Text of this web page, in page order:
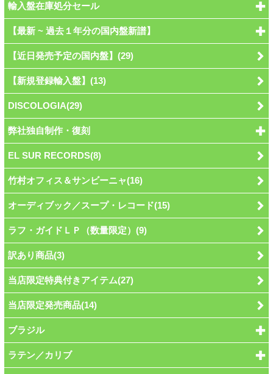
輸入盤在庫処分セール
【最新 ~ 過去１年分の国内盤新譜】
【近日発売予定の国内盤】(29)
【新規登録輸入盤】(13)
DISCOLOGIA(29)
弊社独自制作・復刻
EL SUR RECORDS(8)
竹村オフィス＆サンビーニャ(16)
オーディブック／スープ・レコード(15)
ラフ・ガイドＬＰ（数量限定）(9)
訳あり商品(3)
当店限定特典付きアイテム(27)
当店限定発売商品(14)
ブラジル
ラテン／カリブ